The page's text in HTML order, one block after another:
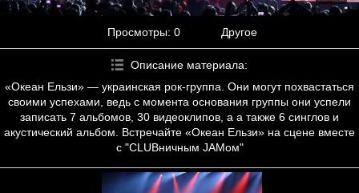
Просмотры: 0 Другое
Описание материала:
«Океан Ельзи» — украинская рок-группа. Они могут похвастаться
своими успехами, ведь с момента основания группы они успели
записать 7 альбомов, 30 видеоклипов, а а также 6 синглов и
акустический альбом. Встречайте «Океан Ельзи» на сцене вместе
с "CLUBничным JAMом"